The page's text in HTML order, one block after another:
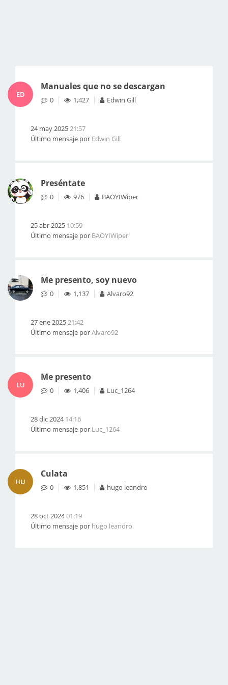
ED
Manuales que no se descargan
0 1,427 Edwin Gill
24 may 202521:57
Último mensaje por Edwin Gill
Preséntate
0 976 BAOYIWiper
25 abr 2025 10:59
Último mensaje por BAOYIWiper
Me presento, soy nuevo
0 1,137 Alvaro92
27 ene 202521:42
Último mensaje porAlvaro92
LU
Me presento
0 1,406 Luc_1264
28 dic 202414:16
Último mensaje por Luc_1264
HU
Culata
0 1,851 hugo leandro
28 oct 202401:19
Último mensaje por hugo leandro